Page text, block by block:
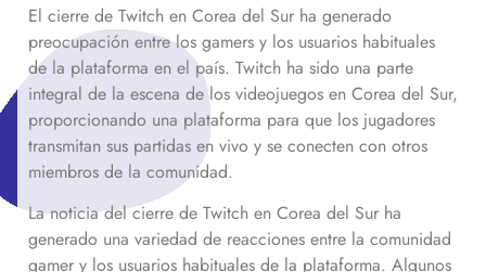
El cierre de Twitch en Corea del Sur ha generado
preocupación entre los gamers y los usuarios habituales
de la plataforma en el país. Twitch ha sido una parte
integral de la escena de los videojuegos en Corea del Sur,
proporcionando una plataforma para que los jugadores
transmitan sus partidas en vivo y se conecten con otros
miembros de la comunidad.
La noticia del cierre de Twitch en Corea del Sur ha
generado una variedad de reacciones entre la comunidad
gamer y los usuarios habituales de la plataforma. Algunos